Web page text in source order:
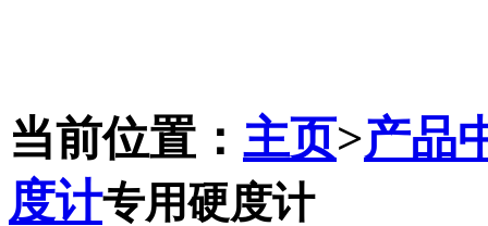
ZYHM-3000 全自动
金相镶嵌机
当前位置： 主页>产品
度计专用硬度计